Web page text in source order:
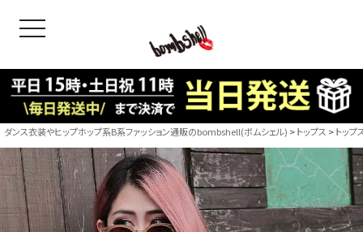
toggle navigation
B/bomb
ダンス衣装やヒップホップ系B系ファッション通販のbombshell(ボムシェル) トップス トップ